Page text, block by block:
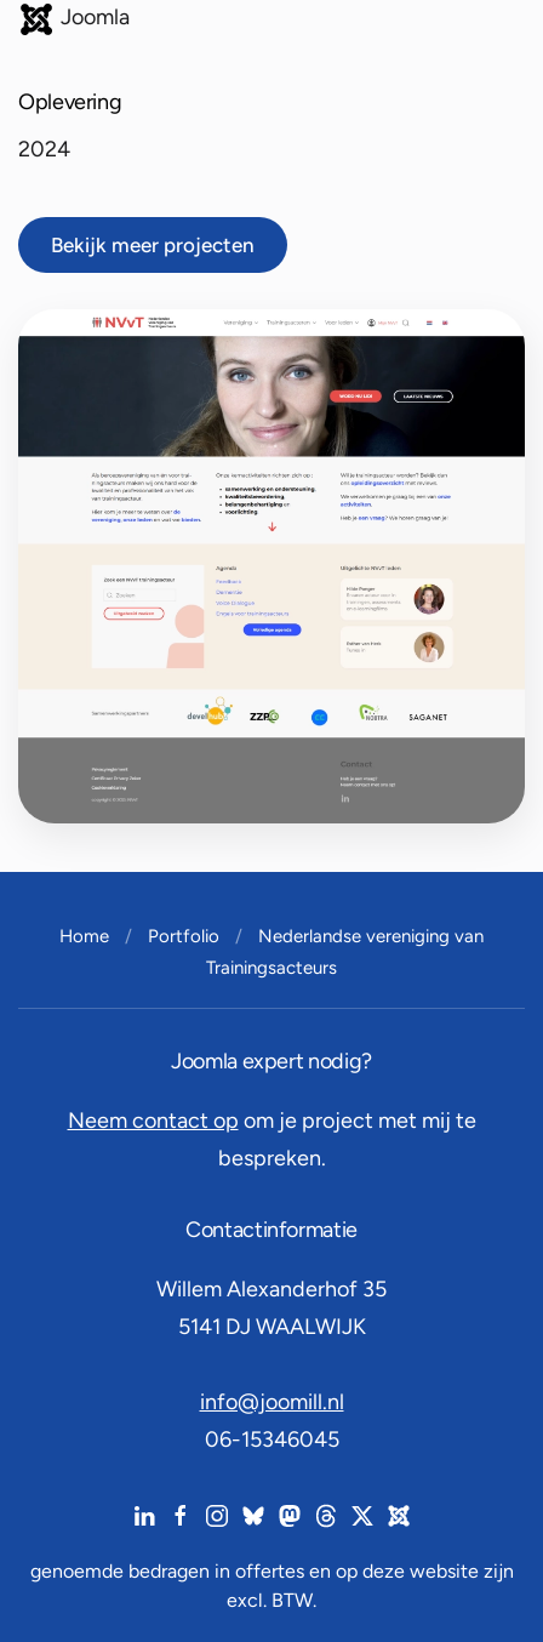
Joomla
Oplevering
2024
Bekijk meer projecten
Home Portfolio
Nederlandse vereniging van
Trainingsacteurs
Joomla expert nodig?
Neem contact op om je project met mij te
bespreken.
Contactinformatie
Willem Alexanderhof 35
5141 DJ WAALWIJK
info@joomill.nl
06-15346045
genoemde bedragen in offertes en op deze website zijn
excl. BTW.